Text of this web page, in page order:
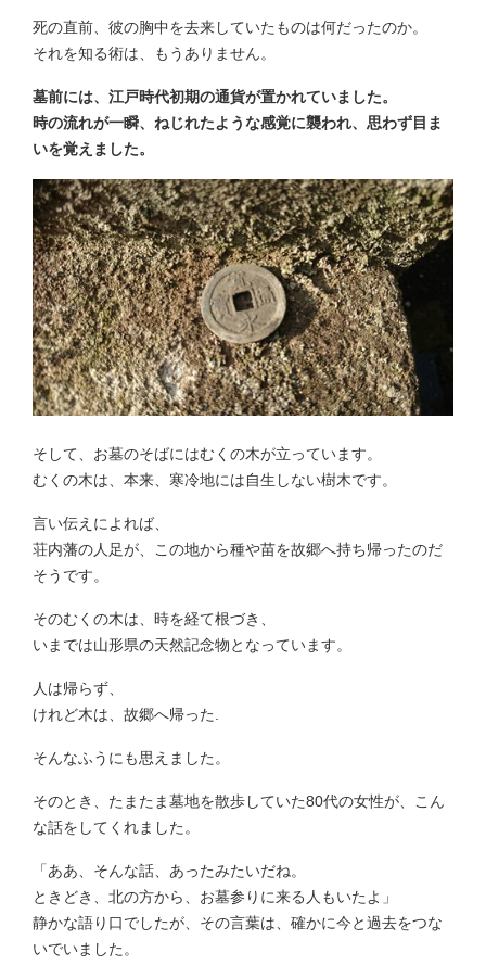
死の直前、彼の胸中を去来していたものは何だったのか。
それを知る術は、もうありません。
墓前には、江戸時代初期の通貨が置かれていました。
時の流れが一瞬、ねじれたような感覚に襲われ、思わず目ま
いを覚えました。
そして、お墓のそばにはむくの木が立っています。
むくの木は、本来、寒冷地には自生しない樹木です。
言い伝えによれば、
荘内藩の人足が、この地から種や苗を故郷へ持ち帰ったのだ
そうです。
そのむくの木は、時を経て根づき、
いまでは山形県の天然記念物となっています。
人は帰らず、
けれど木は、故郷へ帰った.
そんなふうにも思えました。
そのとき、たまたま墓地を散歩していた80代の女性が、こん
な話をしてくれました。
「ああ、そんな話、あったみたいだね。
ときどき、北の方から、お墓参りに来る人もいたよ」
静かな語り口でしたが、その言葉は、確かに今と過去をつな
いでいました。